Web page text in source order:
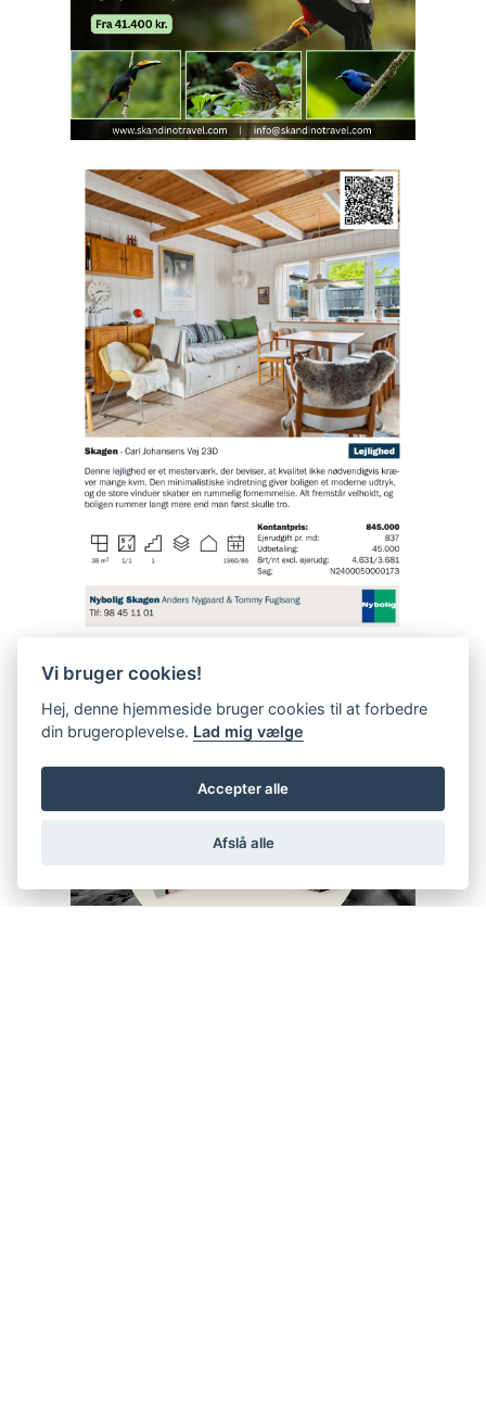
Vi bruger cookies!
Hej, denne hjemmeside bruger cookies til at forbedre
din brugeroplevelse. Lad mig vælge
Accepter alle
Afslå alle